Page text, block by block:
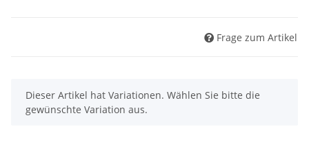
Frage zum Artikel
x
Dieser Artikel hat Variationen. Wählen Sie bitte die
gewünschte Variation aus.